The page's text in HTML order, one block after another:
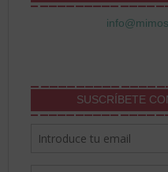
SUSCRÍBETE